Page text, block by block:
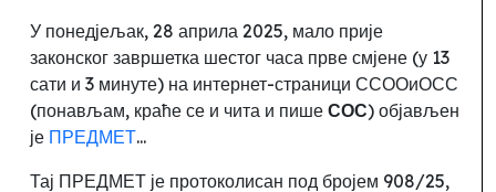
У понедјељак, 28 априла 2025, мало прије
законског завршетка шестог часа прве смјене (у 13
сати и 3 минуте) на интернет-страници ССООиОСС
(понављам, краће се и чита и пише СОС) објављен
је ПРЕДМЕТ...
Тај ПРЕДМЕТ је протоколисан под бројем 908/25,